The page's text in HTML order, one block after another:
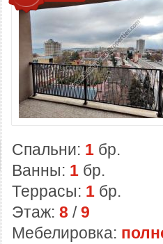
Спальни: 1 бр.
Ванны: 1 бр.
Террасы: 1 бр.
Этаж: 8 /9
Мебелировка: